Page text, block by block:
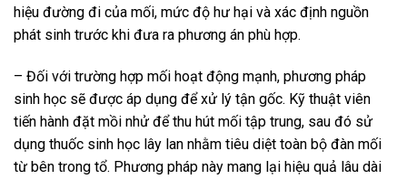
hiệu đường đi của mối, mức độ hư hại và xác định nguồn
phát sinh trước khi đưa ra phương án phù hợp.
– Đối với trường hợp mối hoạt động mạnh, phương pháp
sinh học sẽ được áp dụng để xử lý tận gốc. Kỹ thuật viên
tiến hành đặt mồi nhử để thu hút mối tập trung, sau đó sử
dụng thuốc sinh học lây lan nhằm tiêu diệt toàn bộ đàn mối
từ bên trong tổ. Phương pháp này mang lại hiệu quả lâu dài